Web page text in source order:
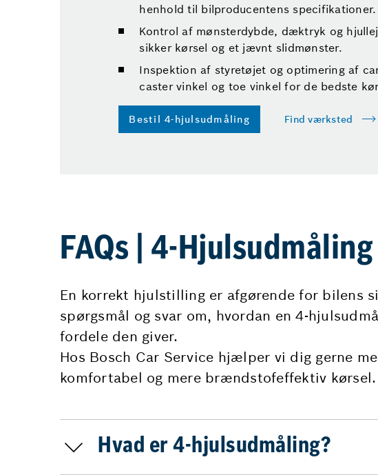
henhold til bilproducentens specifikationer.
Kontrol af mønsterdybde, dæktryk og
sikker kørsel og et jævnt slidmønster.
Inspektion af styretøjet og optimering af
caster vinkel og toe vinkel for de bedste
Bestil 4-hjulsudmåling Find værksted
FAQs | 4-Hjulsudmåling
En korrekt hjulstilling er afgørende for bilens
spørgsmål og svar om, hvordan en 4-
fordele den giver.
Hos Bosch Car Service hjælper vi dig gerne
komfortabel og mere brændstofeffektiv kørsel.
Hvad er 4-hjulsudmåling?